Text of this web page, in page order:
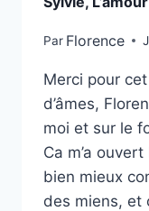
Par Florence
Merci pour
d’âmes,
moi et sur le
Ca m’a
bien mieux
des miens, et